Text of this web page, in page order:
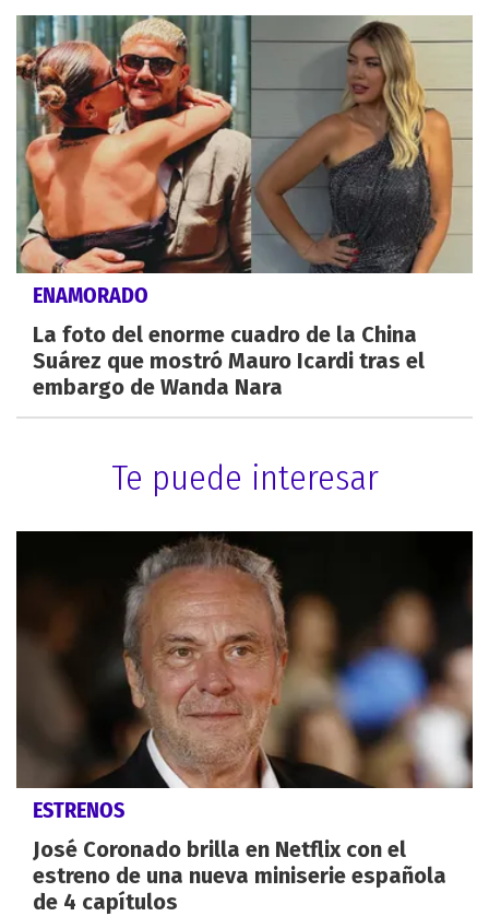
ENAMORADO
La foto del enorme cuadro de la China
Suárez que mostró Mauro Icardi tras el
embargo de Wanda Nara
Te puede interesar
ESTRENOS
José Coronado brilla en Netflix con el
estreno de una nueva miniserie española
de 4 capítulos